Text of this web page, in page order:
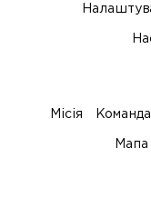
Місія Команда
Мапа